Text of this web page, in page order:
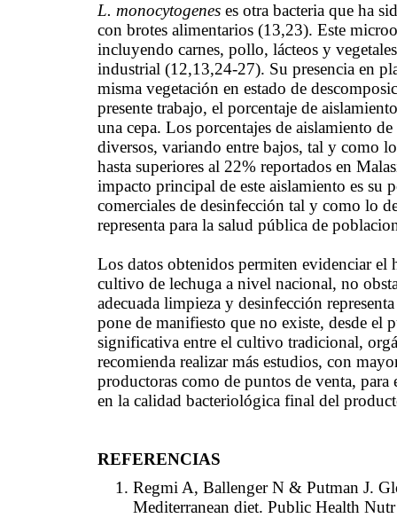
L. monocytogenes es otra bacteria que ha
con brotes alimentarios (13,23). Este
incluyendo carnes, pollo, lácteos y
industrial (12,13,24-27). Su presencia en
misma vegetación en estado de
presente trabajo, el porcentaje de
una cepa. Los porcentajes de aislamiento
diversos, variando entre bajos, tal y como
hasta superiores al 22% reportados en
impacto principal de este aislamiento es su
comerciales de desinfección tal y como lo
representa para la salud pública de
Los datos obtenidos permiten evidenciar el
cultivo de lechuga a nivel nacional, no
adecuada limpieza y desinfección
pone de manifiesto que no existe, desde el
significativa entre el cultivo tradicional,
recomienda realizar más estudios, con
productoras como de puntos de venta,
en la calidad bacteriológica final del
REFERENCIAS
Regmi A, Ballenger N & Putman J.
Mediterranean diet. Public Health